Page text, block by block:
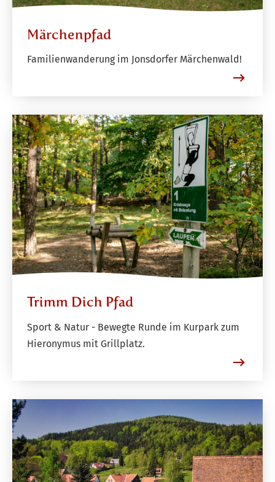
Märchenpfad
Familienwanderung im Jonsdorfer Märchenwald!
Trimm Dich Pfad
Sport & Natur - Bewegte Runde im Kurpark zum
Hieronymus mit Grillplatz.